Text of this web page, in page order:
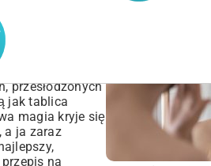
Likier
przesłodzonych
jak tablica
magia kryje się
a ja zaraz
na